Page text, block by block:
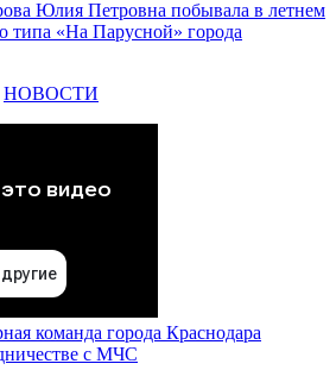
Юлия Петровна побывала в летнем
типа «На Парусной» города
НОВОСТИ